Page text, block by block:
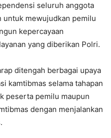
seluruh anggota
untuk mewujudkan pemilu
kepercayaan
yang diberikan Polri.
ditengah berbagai upaya
kamtibmas selama tahapan
peserta pemilu maupun
dengan menjalankan